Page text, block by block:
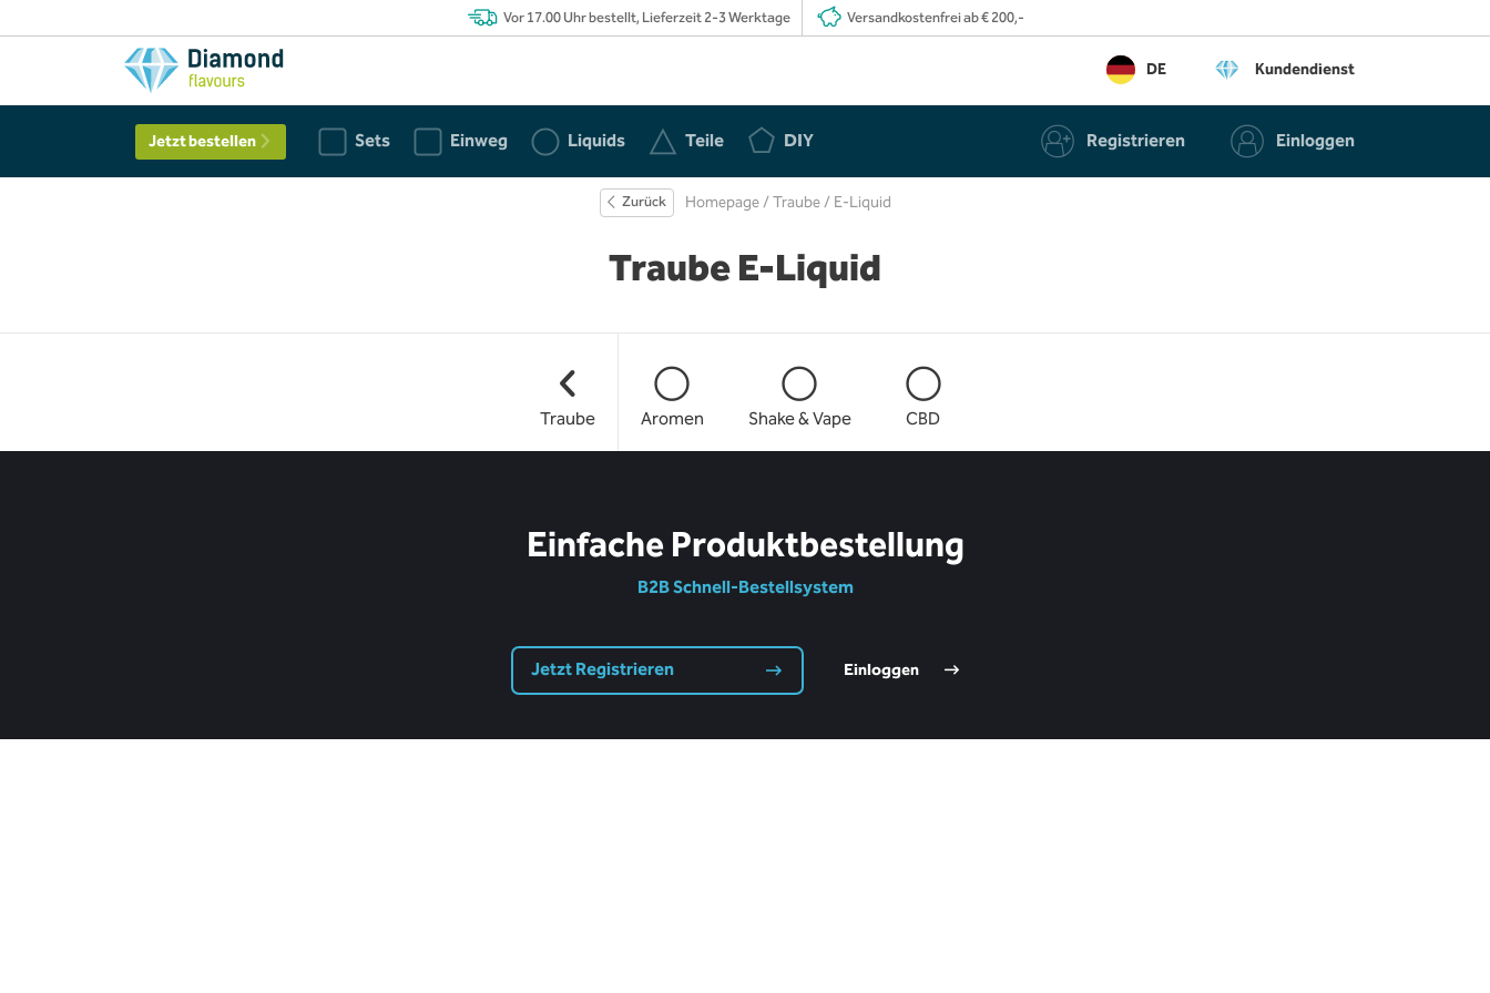
Vor 17.00 Uhr bestellt, Lieferzeit 2-3 Werktage Versandkostenfrei ab € 200,-
DE Kundendienst
Jetzt bestellen Sets Einweg Liquids Teile DIY Registrieren Einloggen
Zurück Homepage/Traube/ E-Liquid
Traube E-Liquid
Traube Aromen Shake & Vape CBD
Einfache Produktbestellung
B2B Schnell-Bestellsystem
Jetzt Registrieren Einloggen